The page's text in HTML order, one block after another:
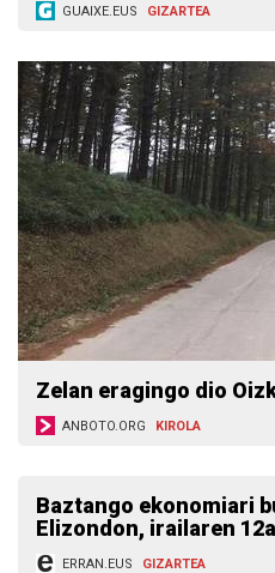
GUAIXE.EUS GIZARTEA
Zelan eragingo dio
ANBOTO.ORG KIROLA
Baztango ekonomiari
Elizondon, irailaren
ERRAN.EUS GIZARTEA